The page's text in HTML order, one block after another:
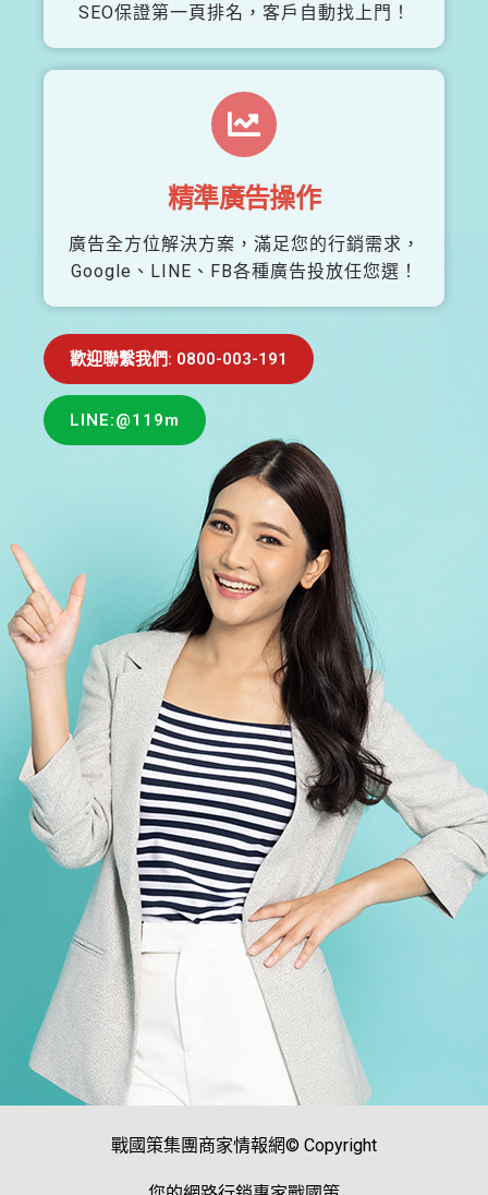
SEO保證第一頁排名，客戶自動找上門！
精準廣告操作
廣告全方位解決方案，滿足您的行銷需求，
Google、LINE、FB各種廣告投放任您選！
歡迎聯繫我們: 0800-003-191
LINE:@119m
戰國策集團商家情報網© Copyright